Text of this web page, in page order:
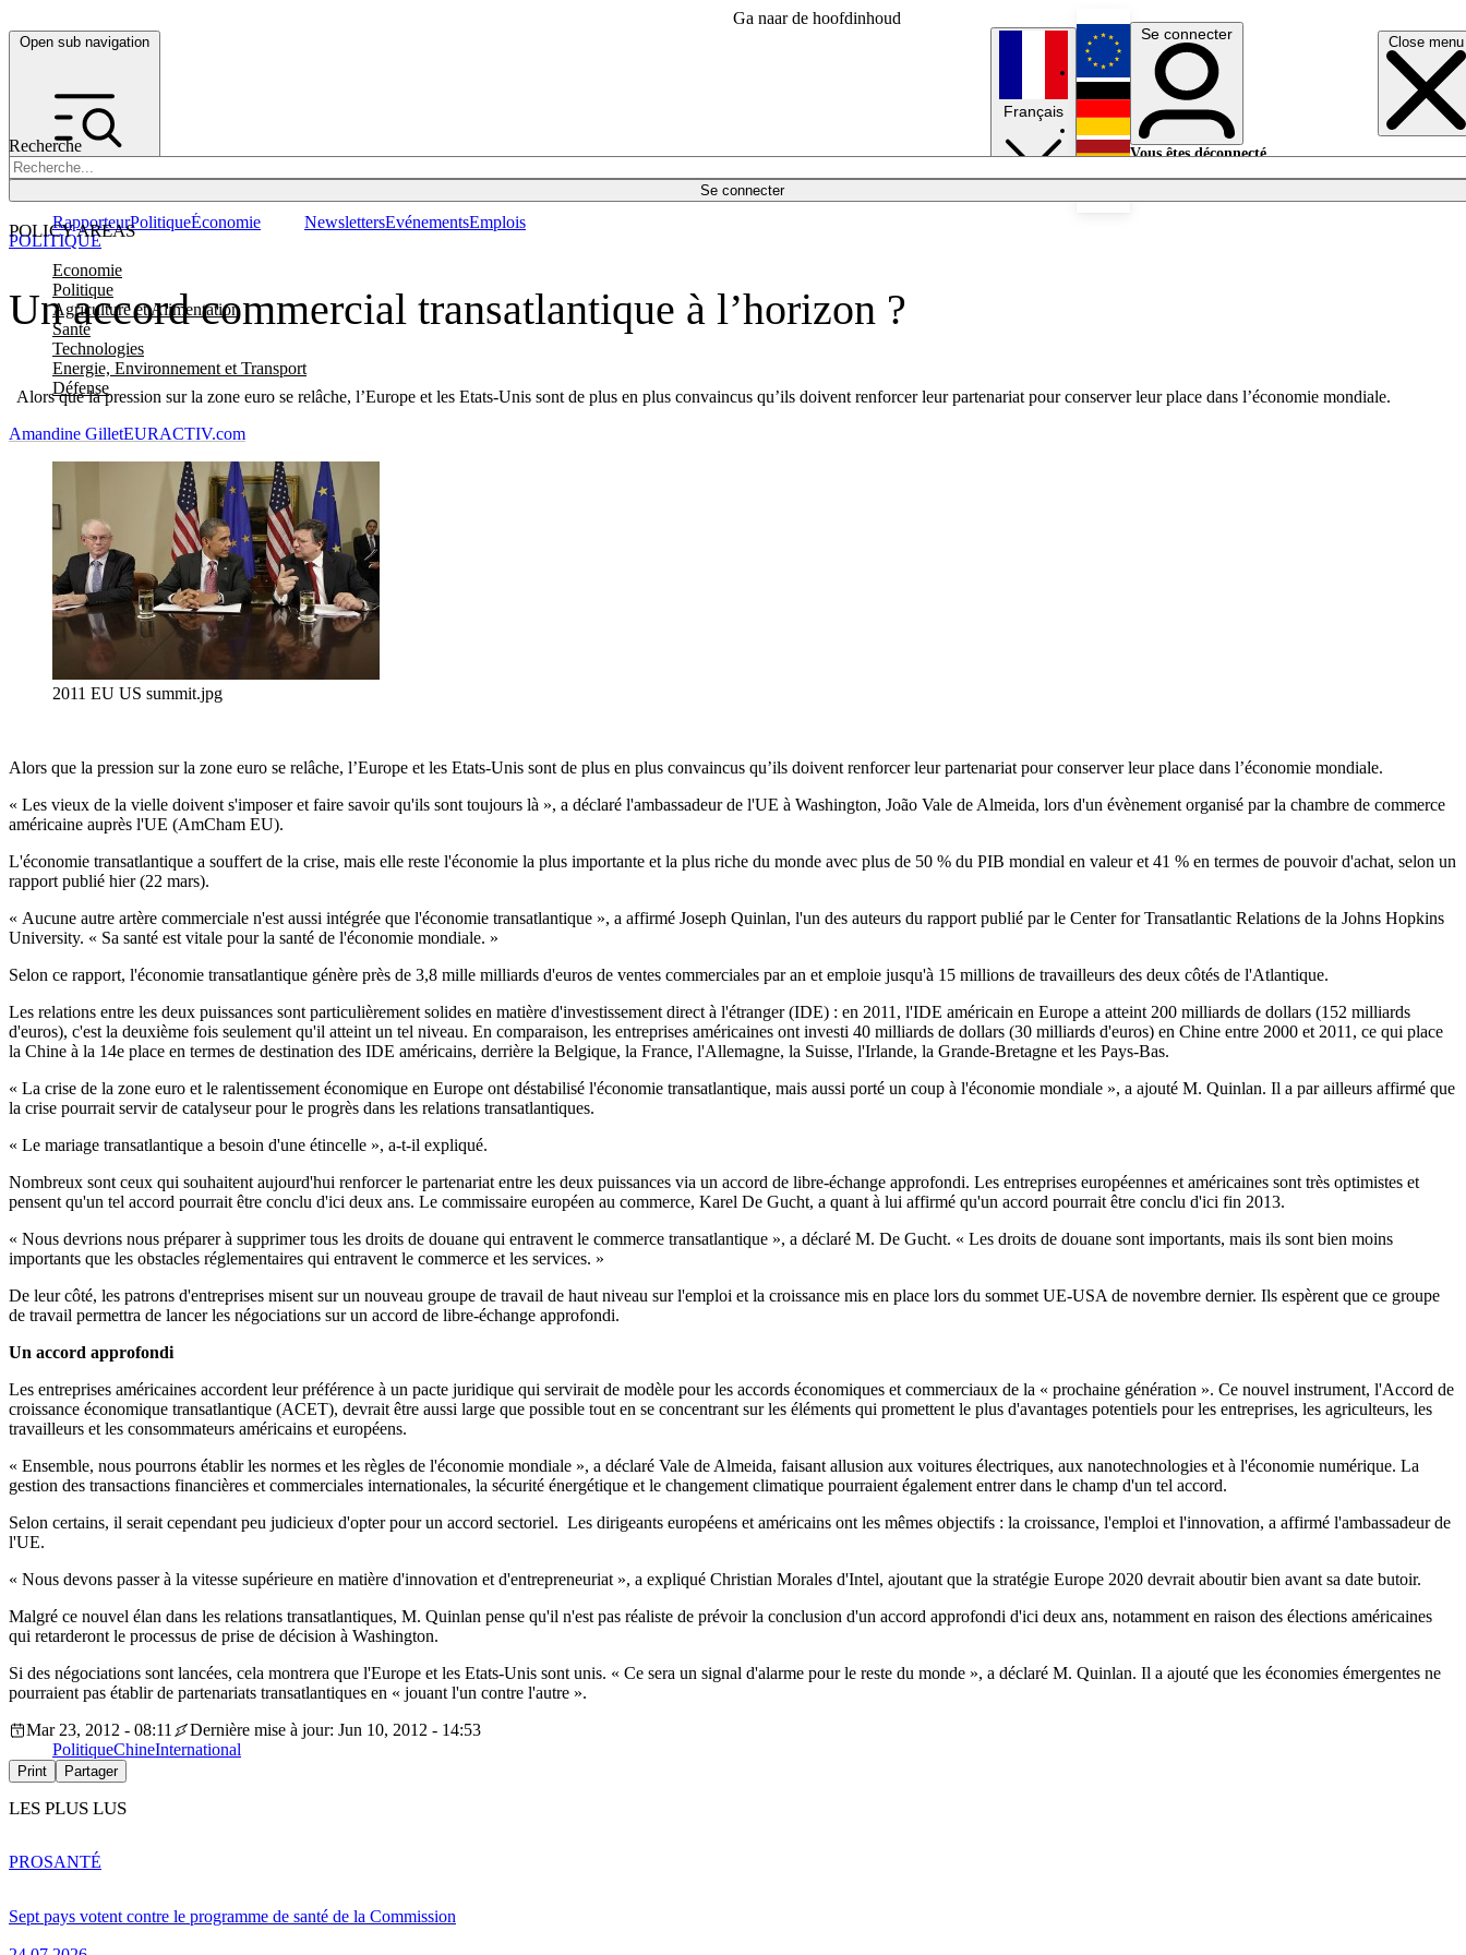
Ga naar de hoofdinhoud
Open sub navigation Close menu
Recherche
Se connecter
POLICY AREAS
Economie
Politique
Agriculture et Alimentation
Santé
Technologies
Energie, Environnement et Transport
Défense
RapporteurPolitiqueÉconomie NewslettersEvénementsEmplois
Français
English
Deutsch
Se connecter
Vous êtes déconnecté.
Un accord commercial transatlantique à l’horizon ?
Alors que la pression sur la zone euro se relâche, l’Europe et les Etats-Unis sont de plus en plus convaincus qu’ils doivent renforcer leur partenariat pour conserver leur place dans l’économie mondiale.
POLITIQUE
Amandine GilletEURACTIV.com
2011 EU US summit.jpg
Alors que la pression sur la zone euro se relâche, l’Europe et les Etats-Unis sont de plus en plus convaincus qu’ils doivent renforcer leur partenariat pour conserver leur place dans l’économie mondiale.
« Les vieux de la vielle doivent s'imposer et faire savoir qu'ils sont toujours là », a déclaré l'ambassadeur de l'UE à Washington, João Vale de Almeida, lors d'un évènement organisé par la chambre de commerce
américaine auprès l'UE (AmCham EU).
L'économie transatlantique a souffert de la crise, mais elle reste l'économie la plus importante et la plus riche du monde avec plus de 50 % du PIB mondial en valeur et 41 % en termes de pouvoir d'achat, selon un
rapport publié hier (22 mars).
« Aucune autre artère commerciale n'est aussi intégrée que l'économie transatlantique », a affirmé Joseph Quinlan, l'un des auteurs du rapport publié par le Center for Transatlantic Relations de la Johns Hopkins
University. « Sa santé est vitale pour la santé de l'économie mondiale. »
Selon ce rapport, l'économie transatlantique génère près de 3,8 mille milliards d'euros de ventes commerciales par an et emploie jusqu'à 15 millions de travailleurs des deux côtés de l'Atlantique.
Les relations entre les deux puissances sont particulièrement solides en matière d'investissement direct à l'étranger (IDE) : en 2011, l'IDE américain en Europe a atteint 200 milliards de dollars (152 milliards
d'euros), c'est la deuxième fois seulement qu'il atteint un tel niveau. En comparaison, les entreprises américaines ont investi 40 milliards de dollars (30 milliards d'euros) en Chine entre 2000 et 2011, ce qui place
la Chine à la 14e place en termes de destination des IDE américains, derrière la Belgique, la France, l'Allemagne, la Suisse, l'Irlande, la Grande-Bretagne et les Pays-Bas.
« La crise de la zone euro et le ralentissement économique en Europe ont déstabilisé l'économie transatlantique, mais aussi porté un coup à l'économie mondiale », a ajouté M. Quinlan. Il a par ailleurs affirmé que
la crise pourrait servir de catalyseur pour le progrès dans les relations transatlantiques.
« Le mariage transatlantique a besoin d'une étincelle », a-t-il expliqué.
Nombreux sont ceux qui souhaitent aujourd'hui renforcer le partenariat entre les deux puissances via un accord de libre-échange approfondi. Les entreprises européennes et américaines sont très optimistes et
pensent qu'un tel accord pourrait être conclu d'ici deux ans. Le commissaire européen au commerce, Karel De Gucht, a quant à lui affirmé qu'un accord pourrait être conclu d'ici fin 2013.
« Nous devrions nous préparer à supprimer tous les droits de douane qui entravent le commerce transatlantique », a déclaré M. De Gucht. « Les droits de douane sont importants, mais ils sont bien moins
importants que les obstacles réglementaires qui entravent le commerce et les services. »
De leur côté, les patrons d'entreprises misent sur un nouveau groupe de travail de haut niveau sur l'emploi et la croissance mis en place lors du sommet UE-USA de novembre dernier. Ils espèrent que ce groupe
de travail permettra de lancer les négociations sur un accord de libre-échange approfondi.
Un accord approfondi
Les entreprises américaines accordent leur préférence à un pacte juridique qui servirait de modèle pour les accords économiques et commerciaux de la « prochaine génération ». Ce nouvel instrument, l'Accord de
croissance économique transatlantique (ACET), devrait être aussi large que possible tout en se concentrant sur les éléments qui promettent le plus d'avantages potentiels pour les entreprises, les agriculteurs, les
travailleurs et les consommateurs américains et européens.
« Ensemble, nous pourrons établir les normes et les règles de l'économie mondiale », a déclaré Vale de Almeida, faisant allusion aux voitures électriques, aux nanotechnologies et à l'économie numérique. La
gestion des transactions financières et commerciales internationales, la sécurité énergétique et le changement climatique pourraient également entrer dans le champ d'un tel accord.
Selon certains, il serait cependant peu judicieux d'opter pour un accord sectoriel. Les dirigeants européens et américains ont les mêmes objectifs : la croissance, l'emploi et l'innovation, a affirmé l'ambassadeur de
l'UE.
« Nous devons passer à la vitesse supérieure en matière d'innovation et d'entrepreneuriat », a expliqué Christian Morales d'Intel, ajoutant que la stratégie Europe 2020 devrait aboutir bien avant sa date butoir.
Malgré ce nouvel élan dans les relations transatlantiques, M. Quinlan pense qu'il n'est pas réaliste de prévoir la conclusion d'un accord approfondi d'ici deux ans, notamment en raison des élections américaines
qui retarderont le processus de prise de décision à Washington.
Si des négociations sont lancées, cela montrera que l'Europe et les Etats-Unis sont unis. « Ce sera un signal d'alarme pour le reste du monde », a déclaré M. Quinlan. Il a ajouté que les économies émergentes ne
pourraient pas établir de partenariats transatlantiques en « jouant l'un contre l'autre ».
Mar 23, 2012 - 08:11
Dernière mise à jour: Jun 10, 2012 - 14:53
PolitiqueChineInternational
Print Partager
LES PLUS LUS
Sept pays votent contre le programme de santé de la Commission
PROSANTÉ